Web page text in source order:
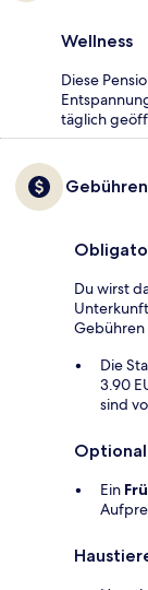
Wellness
Diese
täglich
Du wirst
Gebühren
Die
3.90
sind
Ein